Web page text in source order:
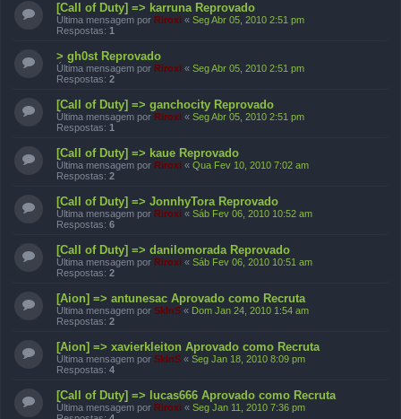
[Call of Duty] => karruna Reprovado
Última mensagem por Riroxi « Seg Abr 05, 2010 2:51 pm
Respostas: 1
> gh0st Reprovado
Última mensagem por Riroxi « Seg Abr 05, 2010 2:51 pm
Respostas: 2
[Call of Duty] => ganchocity Reprovado
Última mensagem por Riroxi « Seg Abr 05, 2010 2:51 pm
Respostas: 1
[Call of Duty] => kaue Reprovado
Última mensagem por Riroxi « Qua Fev 10, 2010 7:02 am
Respostas: 2
[Call of Duty] => JonnhyTora Reprovado
Última mensagem por Riroxi « Sáb Fev 06, 2010 10:52 am
Respostas: 6
[Call of Duty] => danilomorada Reprovado
Última mensagem por Riroxi « Sáb Fev 06, 2010 10:51 am
Respostas: 2
[Aion] => antunesac Aprovado como Recruta
Última mensagem por SkInS « Dom Jan 24, 2010 1:54 am
Respostas: 2
[Aion] => xavierkleiton Aprovado como Recruta
Última mensagem por SkInS « Seg Jan 18, 2010 8:09 pm
Respostas: 4
[Call of Duty] => lucas666 Aprovado como Recruta
Última mensagem por Riroxi « Seg Jan 11, 2010 7:36 pm